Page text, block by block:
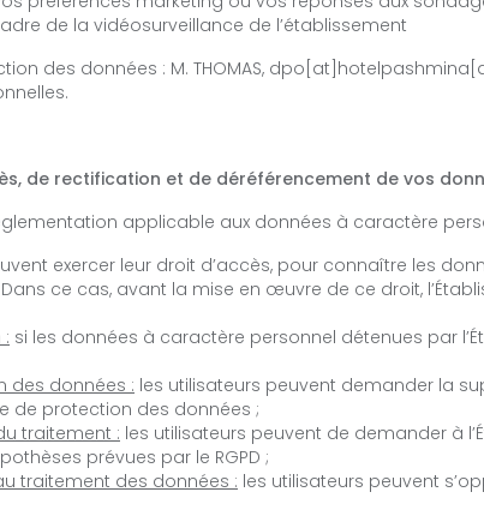
FRANÇAIS
de la vidéosurveillance de l’établissement
des données : M. THOMAS,
de rectification et de déréférencement de vos
applicable aux données à caractère
exercer leur droit d’accès, pour connaître les
ce cas, avant la mise en œuvre de ce droit,
si les données à caractère personnel détenues par
des données : les utilisateurs peuvent demander la
de protection des données ;
traitement : les utilisateurs peuvent de demander à
prévues par le RGPD ;
traitement des données : les utilisateurs peuvent